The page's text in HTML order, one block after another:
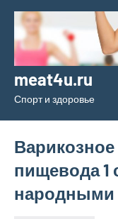
Перейти
содержимому
meat4u.ru
Спорт и здоровье
пищевода 1
народными